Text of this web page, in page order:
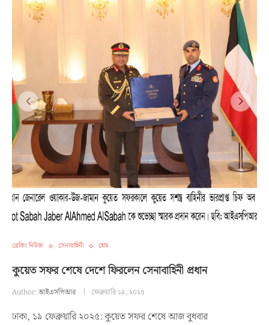
ব্রেকিং নিউজ সেনাবাহিনী হোম
কুয়েত সফর শেষে দেশে ফিরলেন সেনাবাহিনী প্রধান
Author:আইএসপিআর ফেব্রুয়ারি ১৯, ২০২৫
ঢাকা, ১৯ ফেব্রুয়ারি ২০২৫: কুয়েত সফর শেষে আজ বুধবার